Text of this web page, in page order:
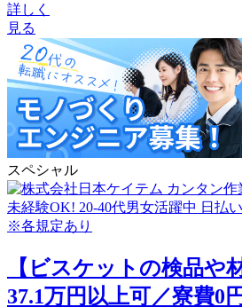
詳しく
見る
スペシャル
【ビスケットの検品や
37.1万円以上可／寮費0